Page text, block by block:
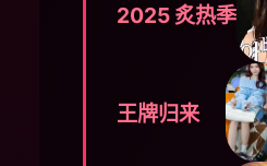
2025 炙热季
王牌归来